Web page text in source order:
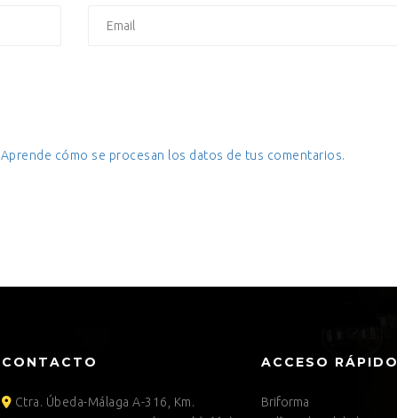
Aprende cómo se procesan los datos de tus comentarios.
CONTACTO
Ctra. Úbeda-Málaga A-316, Km.
ACCESO RÁPIDO
Briforma